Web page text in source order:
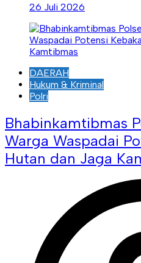
26 Juli 2026
DAERAH
Hukum & Kriminal
Polri
Bhabinkamtibmas
Warga Waspadai
Hutan dan Jaga